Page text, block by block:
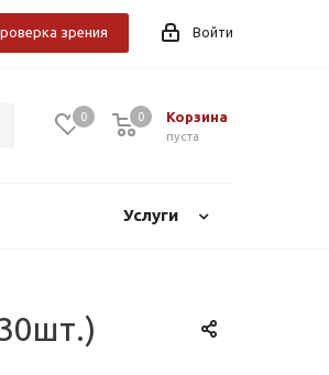
Войти
зрения
0 Корзина
0
пуста
0
Услуги